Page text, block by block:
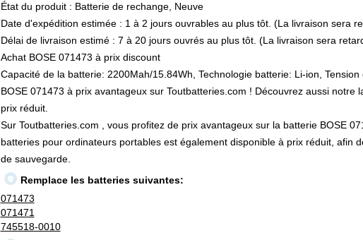
État du produit : Batterie de rechange, Neuve
Date d'expédition estimée : 1 à 2 jours ouvrables au plus tôt. (La livraison sera
Délai de livraison estimé : 7 à 20 jours ouvrés au plus tôt. (La livraison sera
Achat BOSE 071473 à prix discount
Capacité de la batterie: 2200Mah/15.84Wh, Technologie batterie: Li-ion, Tension
BOSE 071473 à prix avantageux sur Toutbatteries.com ! Découvrez aussi notre
prix réduit.
Sur Toutbatteries.com , vous profitez de prix avantageux sur la batterie BOSE
batteries pour ordinateurs portables est également disponible à prix réduit, afin
de sauvegarde.
Remplace les batteries suivantes:
071473
071471
745518-0010